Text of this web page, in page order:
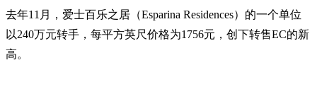
去年11月，爱士百乐之居（Esparina Residences）的一个单位
以240万元转手，每平方英尺价格为1756元，创下转售EC的新
高。